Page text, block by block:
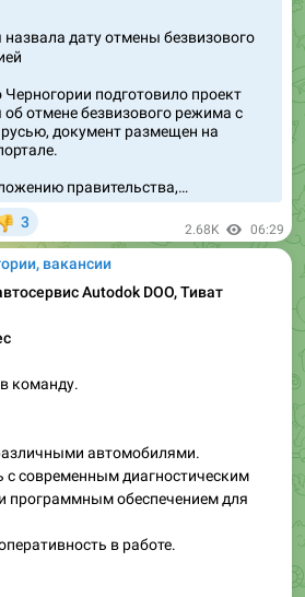
назвала дату отмены безвизового
Черногории подготовило проект
об отмене безвизового режима с
документ размещен на
правительства,…
3 2.68K 06:29
вакансии
Autodok DOO, Тиват
команду.
автомобилями.
с современным диагностическим
программным обеспечением для
в работе.